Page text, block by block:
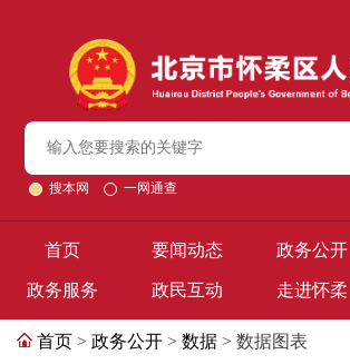
搜本网 一网通查
首页 要闻动态 政务公开
政务服务 政民互动 走进怀柔
首页 > 政务公开 > 数据 > 数据图表